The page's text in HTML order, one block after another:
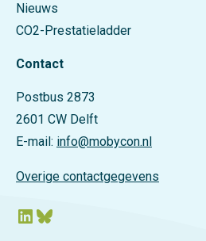
Nieuws
CO2-Prestatieladder
Contact
Postbus 2873
2601 CW Delft
E-mail: info@mobycon.nl
Overige contactgegevens
LinkedIn Bluesky